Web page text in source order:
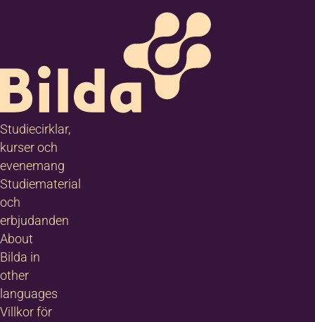
Studiecirklar,
kurser och
evenemang
Studiematerial
och
erbjudanden
About
Bilda in
other
languages
Villkor för